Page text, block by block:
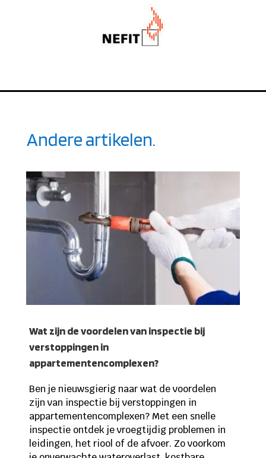
Andere artikelen.
Wat zijn de voordelen van inspectie bij
verstoppingen in
appartementencomplexen?
Ben je nieuwsgierig naar wat de voordelen
zijn van inspectie bij verstoppingen in
appartementencomplexen? Met een snelle
inspectie ontdek je vroegtijdig problemen in
leidingen, het riool of de afvoer. Zo voorkom